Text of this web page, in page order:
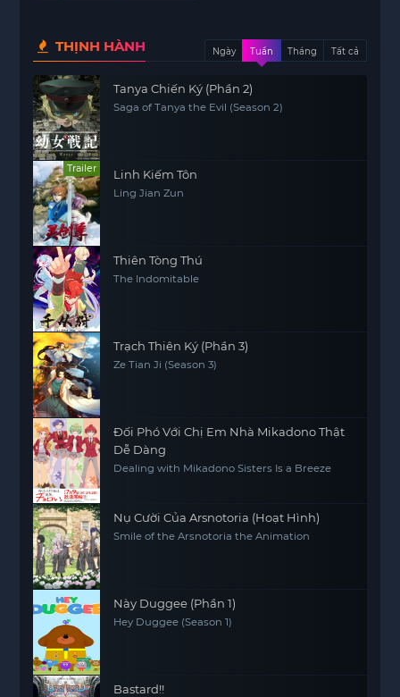
THỊNH HÀNH Ngày Tuần Tháng Tất cả
Tanya Chiến Ký (Phần 2)
Saga of Tanya the Evil (Season 2)
Trailer Linh Kiếm Tôn
Ling Jian Zun
Thiên Tòng Thú
The Indomitable
Trạch Thiên Ký (Phần 3)
Ze Tian Ji (Season 3)
Đối Phó Với Chị Em Nhà Mikadono Thật
Dễ Dàng
Dealing with Mikadono Sisters Is a Breeze
Nụ Cười Của Arsnotoria (Hoạt Hình)
Smile of the Arsnotoria the Animation
Này Duggee (Phần 1)
Hey Duggee (Season 1)
Bastard!!